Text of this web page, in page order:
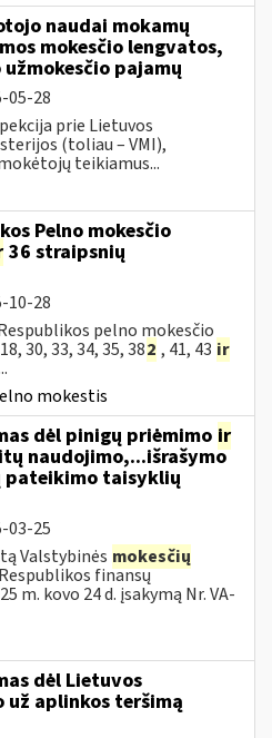
naudai mokamų
mokesčio lengvatos,
pajamų
05-28
prie Lietuvos
(toliau – VMI),
teikiamus...
Pelno mokesčio
36 straipsnių
10-28
pelno mokesčio
30, 33, 34, 35, 382 , 41, 43 ir
mokestis
dėl pinigų priėmimo ir
naudojimo,...išrašymo
taisyklių
03-25
Valstybinės mokesčių
finansų
m. kovo 24 d. įsakymą Nr. VA-
dėl Lietuvos
už aplinkos teršimą